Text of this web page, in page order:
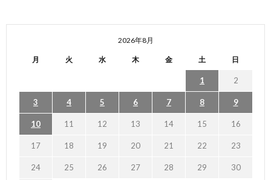
2026年8月
月 火 水 木 金 土 日
1 2
3 4 5 6 7 8 9
10 11 12 13 14 15 16
17 18 19 20 21 22 23
24 25 26 27 28 29 30